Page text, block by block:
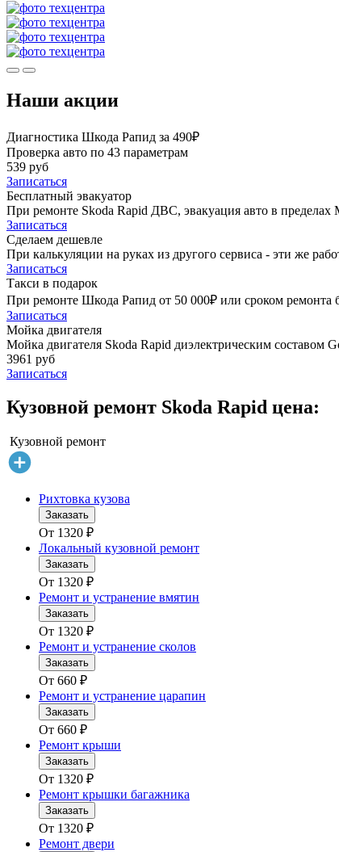
Наши акции
Диагностика Шкода Рапид за 490₽
Проверка авто по 43 параметрам
539 руб
Записаться
Бесплатный эвакуатор
При ремонте Skoda Rapid ДВС, эвакуация авто в
Записаться
Сделаем дешевле
При калькуляции на руках из другого сервиса - эти же
Записаться
Такси в подарок
При ремонте Шкода Рапид от 50 000₽ или сроком ремонта
Записаться
Мойка двигателя
Мойка двигателя Skoda Rapid диэлектрическим составом
3961 руб
Записаться
Кузовной ремонт Skoda Rapid цена:
Кузовной ремонт
Рихтовка кузова
Заказать
От 1320 ₽
Локальный кузовной ремонт
Заказать
От 1320 ₽
Ремонт и устранение вмятин
Заказать
От 1320 ₽
Ремонт и устранение сколов
Заказать
От 660 ₽
Ремонт и устранение царапин
Заказать
От 660 ₽
Ремонт крыши
Заказать
От 1320 ₽
Ремонт крышки багажника
Заказать
От 1320 ₽
Ремонт двери